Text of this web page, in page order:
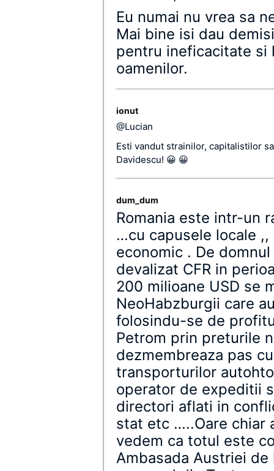
Eu numai nu vrea sa
Mai bine isi dau
pentru ineficacitate si
oamenilor.
ionut
@Lucian
Esti vandut strainilor, capitalistilor
Davidescu! 😀 😀
dum_dum
Romania este intr-un
…cu capusele locale
economic . De
devalizat CFR in
200 milioane USD se
NeoHabzburgii care
folosindu-se de
Petrom prin preturile
dezmembreaza pas
transporturilor
operator de expeditii
directori aflati in
stat etc …..Oare chiar
vedem ca totul este
Ambasada Austriei